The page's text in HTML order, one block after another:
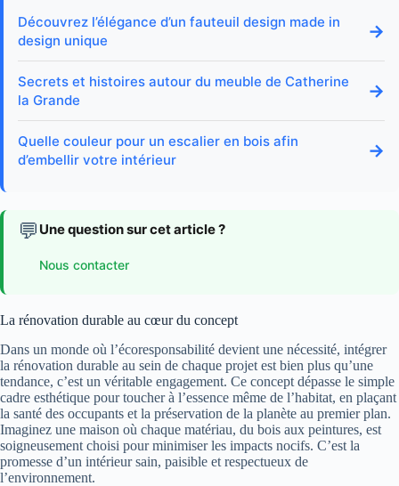
Découvrez l’élégance d’un fauteuil design made in
design unique
→
Secrets et histoires autour du meuble de Catherine
la Grande
→
Quelle couleur pour un escalier en bois afin
d’embellir votre intérieur
→
💬 Une question sur cet article ?
Nous contacter
La rénovation durable au cœur du concept
Dans un monde où l’écoresponsabilité devient une nécessité, intégrer
la rénovation durable au sein de chaque projet est bien plus qu’une
tendance, c’est un véritable engagement. Ce concept dépasse le simple
cadre esthétique pour toucher à l’essence même de l’habitat, en plaçant
la santé des occupants et la préservation de la planète au premier plan.
Imaginez une maison où chaque matériau, du bois aux peintures, est
soigneusement choisi pour minimiser les impacts nocifs. C’est la
promesse d’un intérieur sain, paisible et respectueux de
l’environnement.